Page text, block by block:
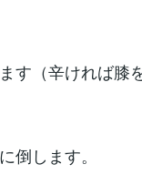
す（辛ければ膝
倒します。